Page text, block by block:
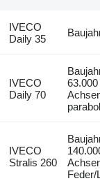
IVECO
Daily 35
IVECO
Daily 70
IVECO
Stralis 260
Feder/